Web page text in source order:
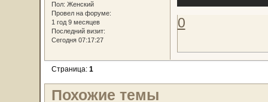
Пол: Женский
Провел на форуме:
1 год 9 месяцев
Последний визит:
Сегодня 07:17:27
0
Страница: 1
Похожие темы